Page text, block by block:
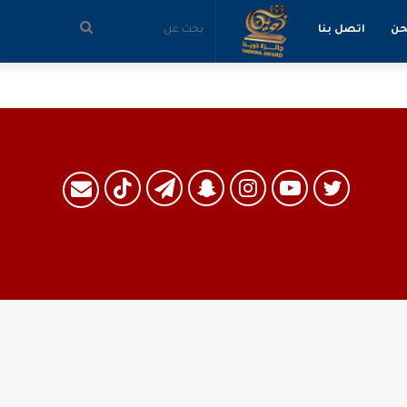
اتصل بنا بحث
تويتر يوتيوبانستقرام
سنابتيلقرامTikTokالبريد